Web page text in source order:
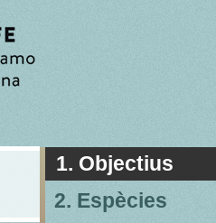
1. Objectius
2. Espècies